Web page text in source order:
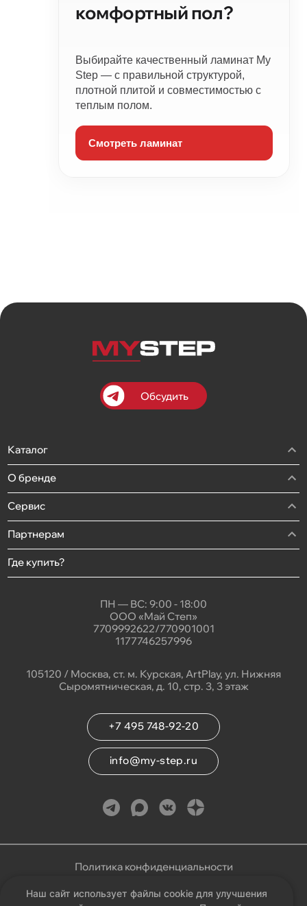
комфортный пол?
Выбирайте качественный ламинат My
Step — с правильной структурой,
плотной плитой и совместимостью с
теплым полом.
Смотреть ламинат
Обсудить
Каталог
О бренде
Сервис
Партнерам
Где купить?
ПН — ВС: 9:00 - 18:00
ООО «Май Степ»
7709992622/770901001
1177746257996
105120 / Москва, ст. м. Курская, ArtPlay, ул. Нижняя
Сыромятническая, д. 10, стр. 3, 3 этаж
+7 495 748-92-20
info@my-step.ru
Политика конфиденциальности
Соглашение на обработку персональных данных
Наш сайт использует файлы cookie для улучшения